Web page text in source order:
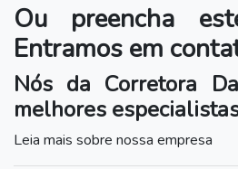
Ou preencha
Entramos em
Nós da Corretora
melhores
Leia mais sobre nossa empresa